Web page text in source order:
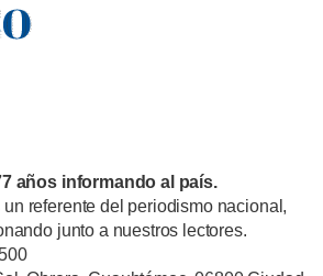
años informando al país.
referente del periodismo nacional,
junto a nuestros lectores.